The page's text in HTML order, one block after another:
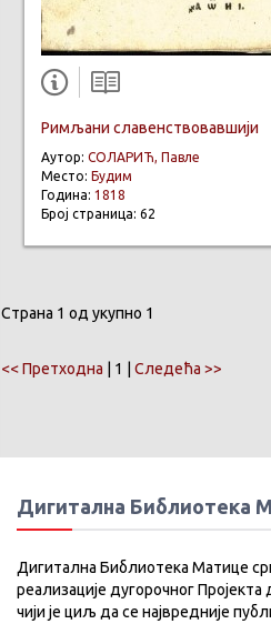
Римљани славенствовавшији
Аутор: СОЛАРИЋ, Павле
Место: Будим
Година: 1818
Број страница: 62
Страна 1 од укупно 1
<< Претходна | 1 | Следећа >>
Дигитална Библиотека
Дигитална Библиотека Матице
реализације дугорочног
чији је циљ да се највредније